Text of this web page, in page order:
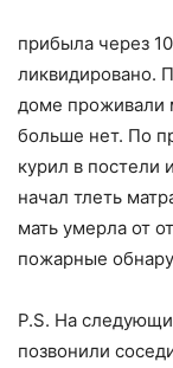
прибыла через
ликвидировано.
доме проживали
больше нет. По
курил в постели
начал тлеть
мать умерла от
пожарные
P.S. На
позвонили